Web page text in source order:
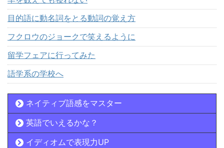
目的語に動名詞をとる動詞の覚え方
フクロウのジョークで笑えるように
留学フェアに行ってみた
語学系の学校へ
ネイティブ語感をマスター
英語でいえるかな？
イディオムで表現力UP